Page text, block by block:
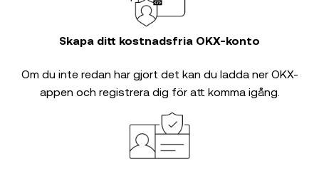
Skapa ditt kostnadsfria OKX-konto
Om du inte redan har gjort det kan du ladda ner OKX-
appen och registrera dig för att komma igång.